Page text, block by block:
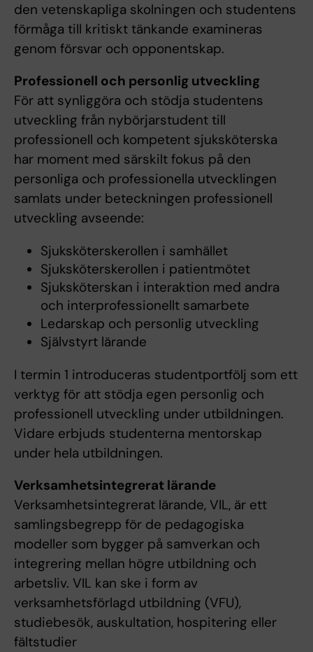
den vetenskapliga skolningen och studentens
förmåga till kritiskt tänkande examineras
genom försvar och opponentskap.
Professionell och personlig utveckling
För att synliggöra och stödja studentens
utveckling från nybörjarstudent till
professionell och kompetent sjuksköterska
har moment med särskilt fokus på den
personliga och professionella utvecklingen
samlats under beteckningen professionell
utveckling avseende:
Sjuksköterskerollen i samhället
Sjuksköterskerollen i patientmötet
Sjuksköterskan i interaktion med andra
och interprofessionellt samarbete
Ledarskap och personlig utveckling
Självstyrt lärande
I termin 1 introduceras studentportfölj som ett
verktyg för att stödja egen personlig och
professionell utveckling under utbildningen.
Vidare erbjuds studenterna mentorskap
under hela utbildningen.
Verksamhetsintegrerat lärande
Verksamhetsintegrerat lärande, VIL, är ett
samlingsbegrepp för de pedagogiska
modeller som bygger på samverkan och
integrering mellan högre utbildning och
arbetsliv. VIL kan ske i form av
verksamhetsförlagd utbildning (VFU),
studiebesök, auskultation, hospitering eller
fältstudier